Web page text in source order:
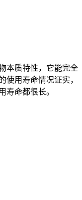
本质特性，它能完全
使用寿命情况证实，
寿命都很长。